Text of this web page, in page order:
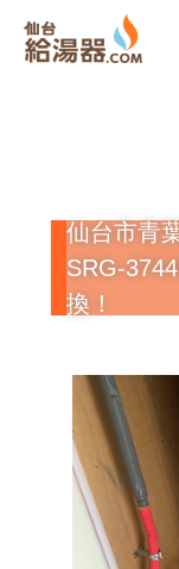
仙台市青
SRG-
換！